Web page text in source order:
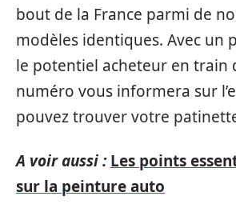
bout de la France parmi de
modèles identiques. Avec un
le potentiel acheteur en train
numéro vous informera sur
pouvez trouver votre
A voir aussi : Les points
sur la peinture auto